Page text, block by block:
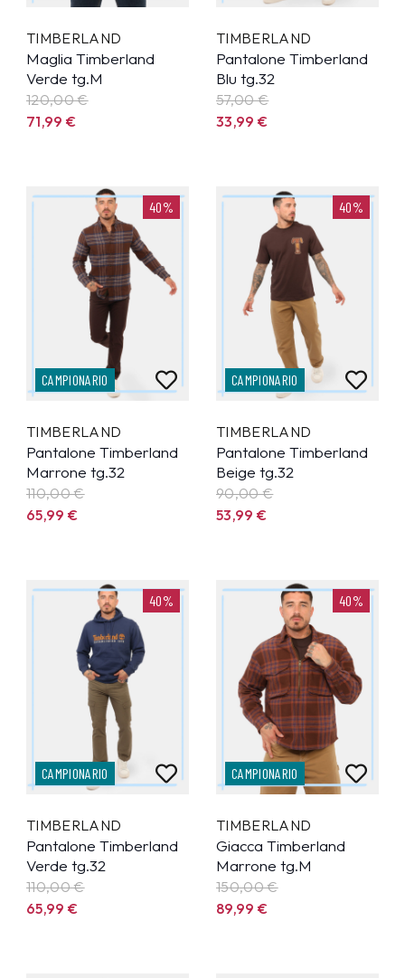
TIMBERLAND
Maglia Timberland
Verde tg.M
120,00 €
71,99€
TIMBERLAND
Pantalone Timberland
Blu tg.32
57,00 €
33,99€
40%
CAMPIONARIO
TIMBERLAND
Pantalone Timberland
Marrone tg.32
110,00 €
65,99€
40%
CAMPIONARIO
TIMBERLAND
Pantalone Timberland
Beige tg.32
90,00 €
53,99€
40%
CAMPIONARIO
TIMBERLAND
Pantalone Timberland
Verde tg.32
110,00 €
65,99€
40%
CAMPIONARIO
TIMBERLAND
Giacca Timberland
Marrone tg.M
150,00 €
89,99€